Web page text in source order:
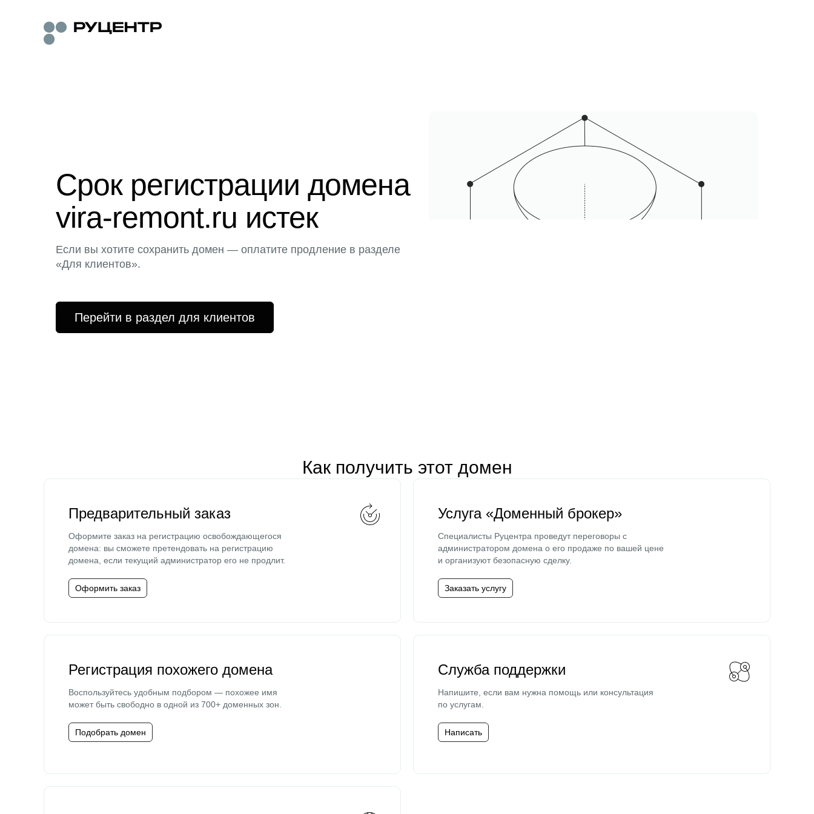
Срок регистрации домена
vira-remont.ru истек
Если вы хотите сохранить домен — оплатите продление в разделе
«Для клиентов».
Перейти в раздел для клиентов
Как получить этот домен
Предварительный заказ
Оформите заказ на регистрацию освобождающегося
домена: вы сможете претендовать на регистрацию
домена, если текущий администратор его не продлит.
Оформить заказ
Услуга «Доменный брокер»
Специалисты Руцентра проведут переговоры с
администратором домена о его продаже по вашей цене
и организуют безопасную сделку.
Заказать услугу
Регистрация похожего домена
Воспользуйтесь удобным подбором — похожее имя
может быть свободно в одной из 700+ доменных зон.
Подобрать домен
Служба поддержки
Напишите, если вам нужна помощь или консультация
по услугам.
Написать